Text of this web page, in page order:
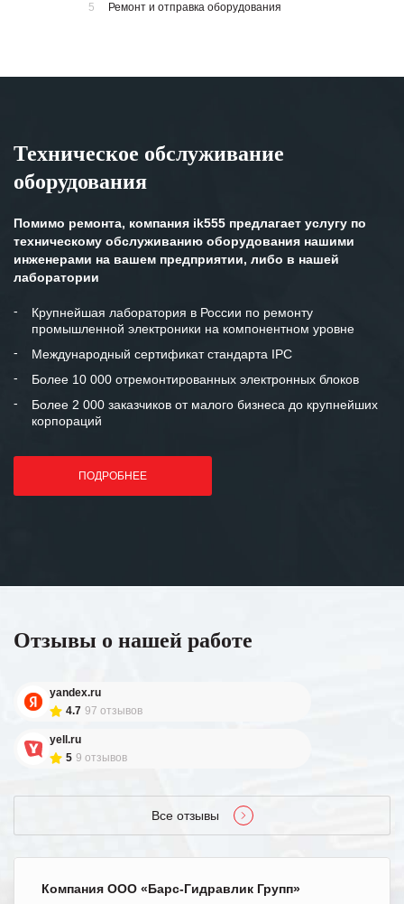
5 Ремонт и отправка оборудования
Техническое обслуживание
оборудования
Помимо ремонта, компания ik555 предлагает услугу по
техническому обслуживанию оборудования нашими
инженерами на вашем предприятии, либо в нашей
лаборатории
Крупнейшая лаборатория в России по ремонту
промышленной электроники на компонентном уровне
Международный сертификат стандарта IPC
Более 10 000 отремонтированных электронных блоков
Более 2 000 заказчиков от малого бизнеса до крупнейших
корпораций
ПОДРОБНЕЕ
Отзывы о нашей работе
yandex.ru
4.7 97 отзывов
yell.ru
5 9 отзывов
Все отзывы
Компания ООО «Барс-Гидравлик Групп»